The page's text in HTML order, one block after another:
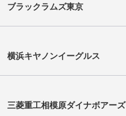
土橋郁矢
ブラックラムズ東京
横浜キヤノンイーグルス
三菱重工相模原ダイナボアーズ